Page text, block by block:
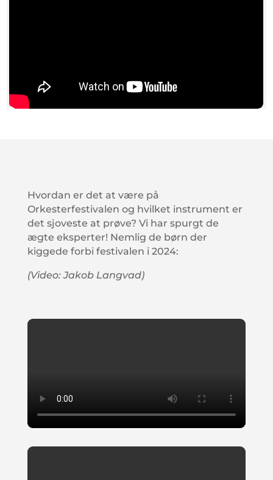
Hvordan er det at være på
Orkesterfestivalen og hvilket instrument er
det sjoveste at prøve? Vi har spurgt de
ægte eksperter! Nemlig de børn der
kiggede forbi festivalen i 2024:
(Video: Jakob Langvad)